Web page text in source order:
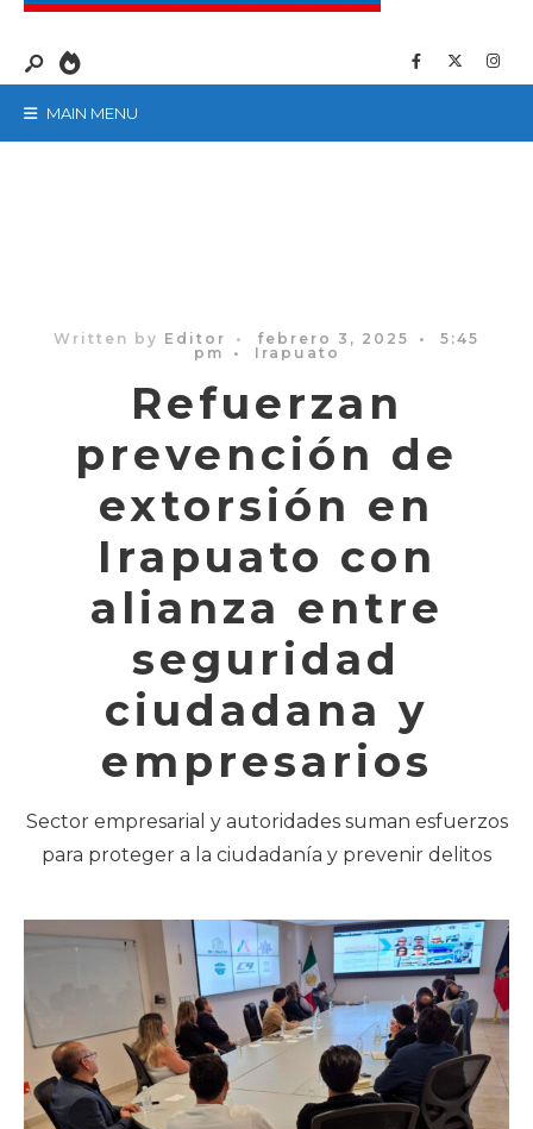
MAIN MENU
Written by Editor • febrero 3, 2025 •
5:45
pm
• Irapuato
Refuerzan
prevención de
extorsión en
Irapuato con
alianza entre
seguridad
ciudadana y
empresarios
Sector empresarial y autoridades suman esfuerzos
para proteger a la ciudadanía y prevenir delitos